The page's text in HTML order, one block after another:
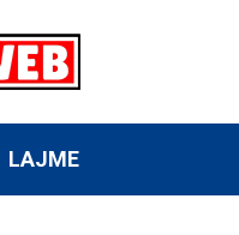
LAJME